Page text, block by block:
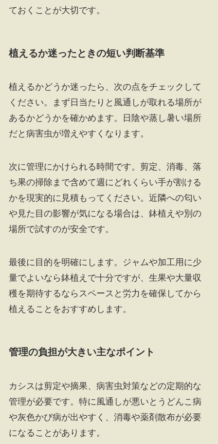
ておくことが大切です。
植えるか迷ったときの短い判断基準
植えるかどうか迷ったら、次の点をチェックして
ください。まず日当たりと風通しが取れる場所が
あるかどうかを確かめます。日陰や蒸し暑い場所
だと病害虫が増えやすくなります。
次に管理にかけられる時間です。剪定、消毒、落
ち果の掃除まで含めて週にどれくらい手が割ける
かを現実的に見積もってください。近隣への匂い
や見た目の影響が気になる場合は、鉢植えや別の
場所で試すのが安全です。
最後に目的を明確にします。ジャムや加工用に少
量でよいなら鉢植えで十分ですが、生果や大量収
穫を期待するならスペースと労力を確保してから
植えることをおすすめします。
管理の負担が大きい主なポイント
カシスは剪定や摘果、病害虫対策などの定期的な
管理が必要です。特に風通しが悪いとうどんこ病
や灰色かび病が出やすく、消毒や薬剤散布が必要
になることがあります。